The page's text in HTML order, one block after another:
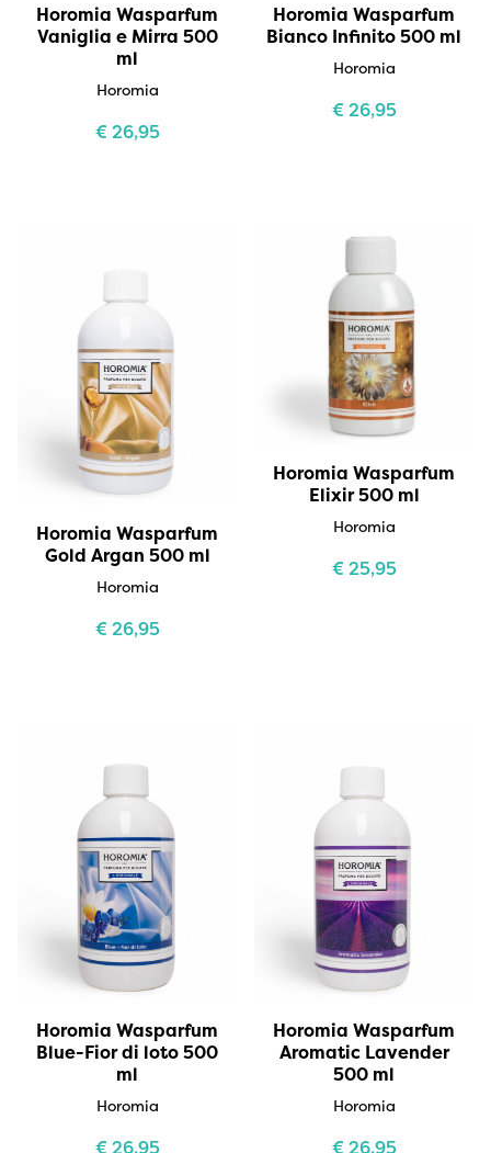
Horomia Wasparfum
Vaniglia e Mirra 500
ml
Horomia
€26,95
Horomia Wasparfum
Bianco Infinito 500 ml
Horomia
€26,95
Horomia Wasparfum
Gold Argan 500 ml
Horomia
€26,95
Horomia Wasparfum
Elixir 500 ml
Horomia
€25,95
Horomia Wasparfum
Blue-Fior di loto 500
ml
Horomia
€26,95
Horomia Wasparfum
Aromatic Lavender
500 ml
Horomia
€26,95